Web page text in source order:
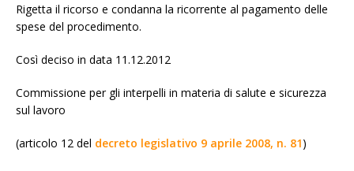
Rigetta il ricorso e condanna la ricorrente al pagamento delle
spese del procedimento.
Così deciso in data 11.12.2012
Commissione per gli interpelli in materia di salute e sicurezza
sul lavoro
(articolo 12 del decreto legislativo 9 aprile 2008, n. 81)